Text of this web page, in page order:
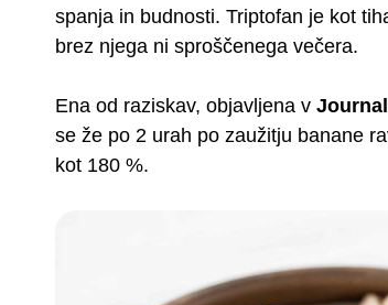
spanja in budnosti. Triptofan je kot
brez njega ni sproščenega večera.
Ena od raziskav, objavljena v
se že po 2 urah po zaužitju banane
kot 180 %.